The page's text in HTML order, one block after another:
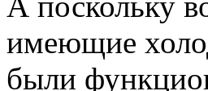
имеющие
были